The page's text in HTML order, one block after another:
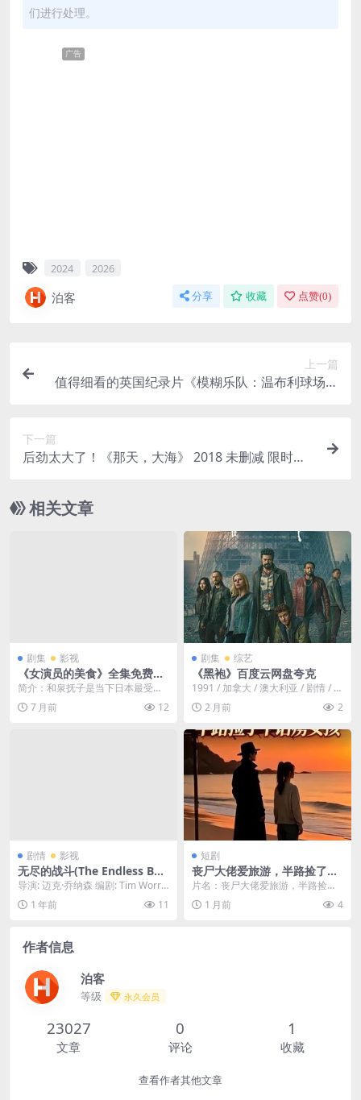
们进行处理。
广告
2024 2026
泊客 分享 收藏 点赞(0)
上一篇
值得细看的英国纪录片《模糊乐队：温布利球场演
下一篇
后劲太大了！《那天，大海》 2018 未删减 限时转
相关文章
剧集 影视
《女演员的美食》全集免费下
载-2026-秒开无压力 – 剧情/
盘]
简介：和泉抚子是当下日本最受喜
爱的女演员。她才貌双全，端庄得
体，甚至被称作“最后...
7 月前 12
剧集 综艺
《黑袍》百度云网盘夸克
1991 / 加拿大 / 澳大利亚 / 剧情 / 战
争 / 冒险。本片改编自布莱...
2 月前 2
剧情 影视
无尽的战斗(The Endless Bat
tle)-2025-战争/剧情-免费下载
🇳🇿新西兰战争史诗，聚焦毛利
战团在一战中的英勇事迹，展
导演: 迈克·乔纳森 编剧: Tim Worrel
l 资源下载：无尽的战斗下载阿...
1 年前 11
短剧
丧尸大佬爱旅游，半路捡了个
话痨女孩（44集）AI短剧 (20
26)
片名：丧尸大佬爱旅游，半路捡了
个话痨女孩（44集）AI短剧 (2026)
分类：...
1 月前 4
作者信息
泊客
等级 永久会员
23027
文章
0
评论
1
收藏
查看作者其他文章